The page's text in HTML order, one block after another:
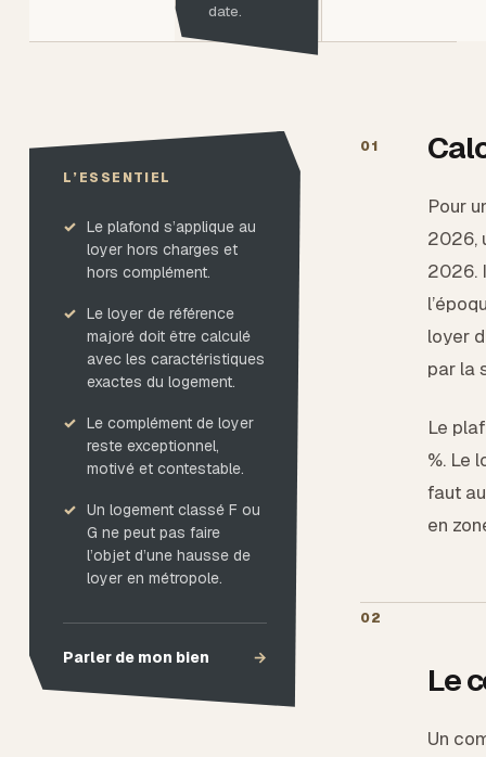
date.
L’ESSENTIEL
Le plafond s’applique au
loyer hors charges et
hors complément.
Le loyer de référence
majoré doit être calculé
avec les caractéristiques
exactes du logement.
Le complément de loyer
reste exceptionnel,
motivé et contestable.
Un logement classé F ou
G ne peut pas faire
l’objet d’une hausse de
loyer en métropole.
Parler de mon bien →
01
Pour
2026,
2026.
loyer
par la
Le
%. Le
faut
en
02
Le
Un